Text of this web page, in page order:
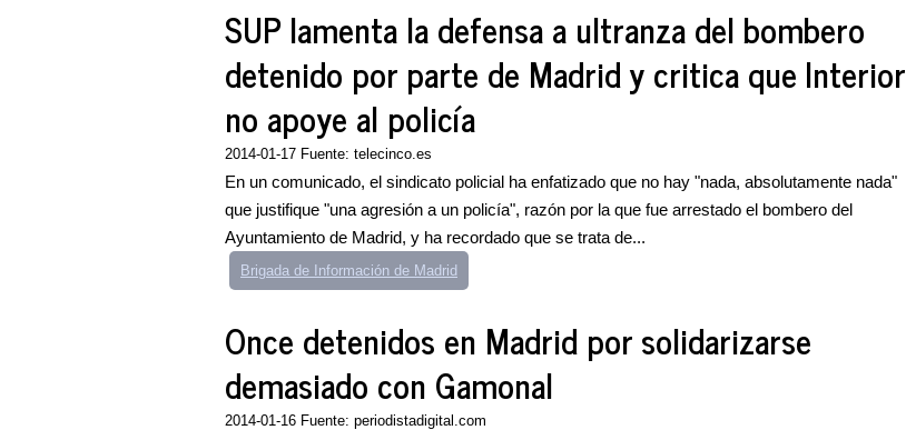
SUP lamenta la defensa a ultranza del bombero
detenido por parte de Madrid y critica que Interior
no apoye al policía
2014-01-17 Fuente: telecinco.es
En un comunicado, el sindicato policial ha enfatizado que no hay "nada, absolutamente nada"
que justifique "una agresión a un policía", razón por la que fue arrestado el bombero del
Ayuntamiento de Madrid, y ha recordado que se trata de...
Brigada de Información de Madrid
Once detenidos en Madrid por solidarizarse
demasiado con Gamonal
2014-01-16 Fuente: periodistadigital.com